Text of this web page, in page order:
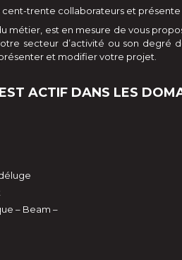
trente collaborateurs et présente
métier, est en mesure de vous
secteur d’activité ou son degré
et modifier votre projet.
ACTIF DANS LES
– Beam –